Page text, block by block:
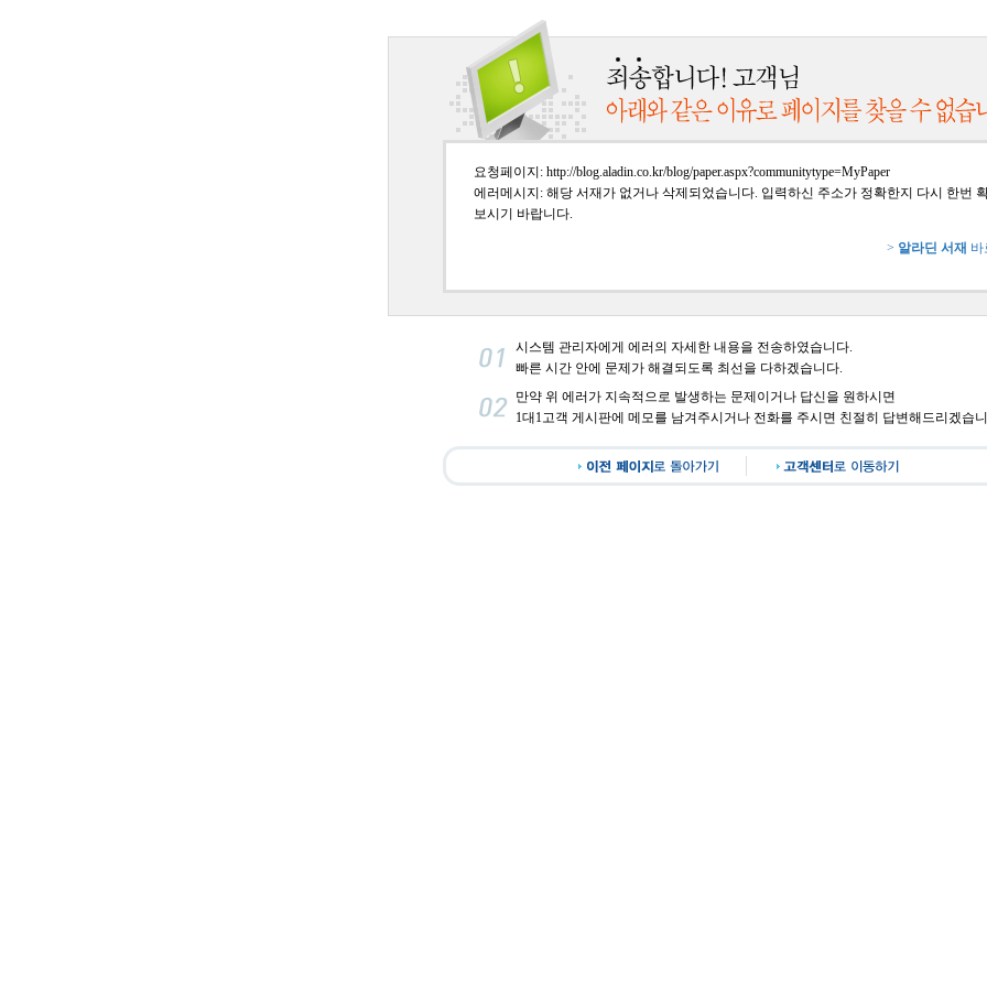
요청페이지: http://blog.aladin.co.kr/blog/paper.aspx?communitytype=MyPaper
에러메시지: 해당 서재가 없거나 삭제되었습니다. 입력하신 주소가 정확한지 다시 한번
보시기 바랍니다.
> 알라딘 서재 바
시스템 관리자에게 에러의 자세한 내용을 전송하였습니다.
빠른 시간 안에 문제가 해결되도록 최선을 다하겠습니다.
만약 위 에러가 지속적으로 발생하는 문제이거나 답신을 원하시면
1대1고객 게시판에 메모를 남겨주시거나 전화를 주시면 친절히 답변해드리겠습